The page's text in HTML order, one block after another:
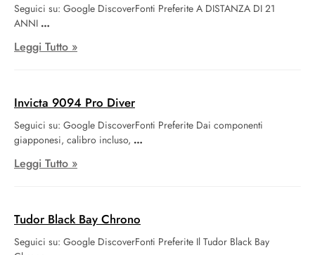
Seguici su: Google DiscoverFonti Preferite A DISTANZA DI 21
ANNI
Leggi Tutto »
Invicta 9094 Pro Diver
Seguici su: Google DiscoverFonti Preferite Dai componenti
giapponesi, calibro incluso,
Leggi Tutto »
Tudor Black Bay Chrono
Seguici su: Google DiscoverFonti Preferite Il Tudor Black Bay